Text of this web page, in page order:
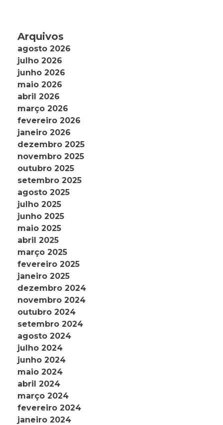
Arquivos
agosto 2026
julho 2026
junho 2026
maio 2026
abril 2026
março 2026
fevereiro 2026
janeiro 2026
dezembro 2025
novembro 2025
outubro 2025
setembro 2025
agosto 2025
julho 2025
junho 2025
maio 2025
abril 2025
março 2025
fevereiro 2025
janeiro 2025
dezembro 2024
novembro 2024
outubro 2024
setembro 2024
agosto 2024
julho 2024
junho 2024
maio 2024
abril 2024
março 2024
fevereiro 2024
janeiro 2024